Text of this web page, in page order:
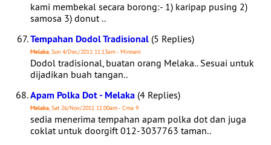
kami membekal secara borong:- 1) karipap pusing 2)
samosa 3) donut ..
Tempahan Dodol Tradisional (5 Replies)
Melaka, Sun 4/Dec/2011 11:13am - Minnani
Dodol tradisional, buatan orang Melaka.. Sesuai untuk
dijadikan buah tangan..
Apam Polka Dot - Melaka (4 Replies)
Melaka, Sat 26/Nov/2011 11:00am - Cma 9
sedia menerima tempahan apam polka dot dan juga
coklat untuk doorgift 012-3037763 taman..